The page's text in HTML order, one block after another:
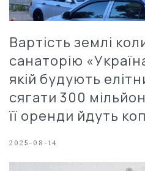
Вартість землі
санаторію
якій будують
сягати 300
її оренди йдуть
2025-08-14